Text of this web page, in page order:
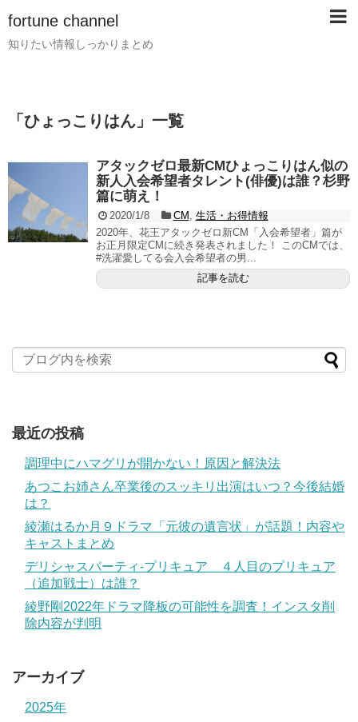
fortune channel
知りたい情報しっかりまとめ
「 ひょっこりはん 」 一覧
アタックゼロ最新CMひょっこりはん似の
新人入会希望者タレント(俳優)は誰？杉野
篇に萌え！
2020/1/8 CM
生活・お得情報
2020年、花王アタックゼロ新CM「入会希望者」篇が
お正月限定CMに続き発表されました！ このCMでは、
#洗濯愛してる会入会希望者の男...
記事を読む
最近の投稿
調理中にハマグリが開かない！原因と解決法
あつこお姉さん卒業後のスッキリ出演はいつ？今後結婚
は？
綾瀬はるか月９ドラマ「元彼の遺言状」が話題！内容や
キャストまとめ
デリシャスパーティ-プリキュア ４人目のプリキュア
（追加戦士）は誰？
綾野剛2022年ドラマ降板の可能性を調査！インスタ削
除内容が判明
アーカイブ
2025年